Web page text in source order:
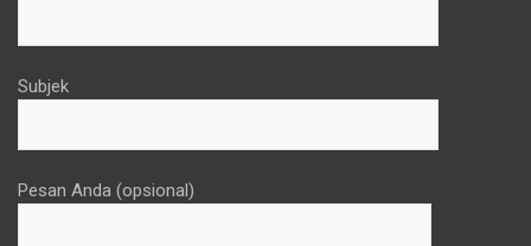
Subjek
Pesan Anda (opsional)